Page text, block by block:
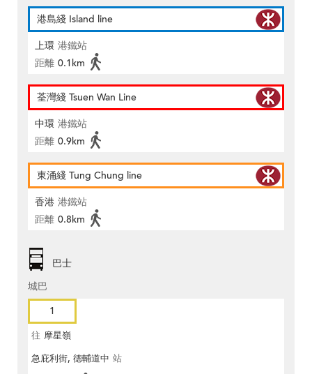
港島綫 Island line
上環 港鐵站
距離 0.1km
荃灣綫 Tsuen Wan Line
中環 港鐵站
距離 0.9km
東涌綫 Tung Chung line
香港 港鐵站
距離 0.8km
巴士
城巴
1
往 摩星嶺
急庇利街, 德輔道中 站